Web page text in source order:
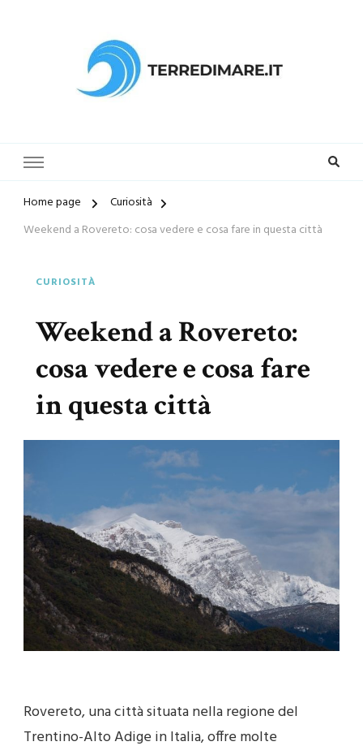
Home page
Curiosità
Weekend a Rovereto: cosa vedere e cosa fare in questa città
CURIOSITÀ
Weekend a Rovereto:
cosa vedere e cosa fare
in questa città
Rovereto, una città situata nella regione del
Trentino-Alto Adige in Italia, offre molte